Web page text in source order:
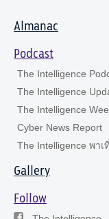
Almanac
Podcast
The Intelligence
The Intelligence
The Intelligence
Cyber News Report
The Intelligence พาเ
Gallery
Follow